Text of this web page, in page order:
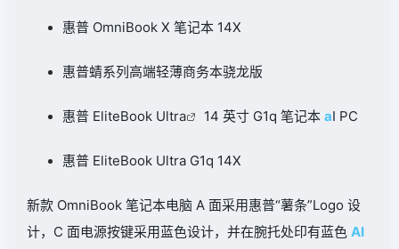
惠普 OmniBook X 笔记本 14X
惠普蜻系列高端轻薄商务本骁龙版
惠普 EliteBook Ultra 14 英寸 G1q 笔记本 aI PC
惠普 EliteBook Ultra G1q 14X
新款 OmniBook 笔记本电脑 A 面采用惠普“薯条”Logo 设
计， C 面电源按键采用蓝色设计，并在腕托处印有蓝色 AI